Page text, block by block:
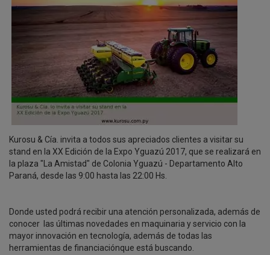
Kurosu & Cía. invita a todos sus apreciados clientes a visitar su
stand en la XX Edición de la Expo Yguazú 2017, que se realizará en
la plaza "La Amistad" de Colonia Yguazú - Departamento Alto
Paraná, desde las 9:00 hasta las 22:00 Hs.
Donde usted podrá recibir una atención personalizada, además de
conocer las últimas novedades en maquinaria y servicio con la
mayor innovación en tecnología, además de todas las
herramientas de financiaciónque está buscando.